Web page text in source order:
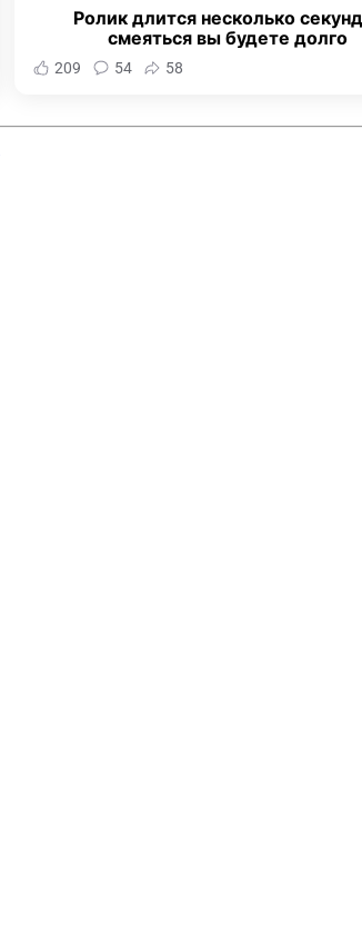
Ролик длится несколько
смеяться вы будете долго
209 54 58